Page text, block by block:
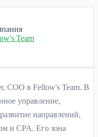
Team
COO в Fellow's Team. В
управление,
направлений,
и CPA. Его зона